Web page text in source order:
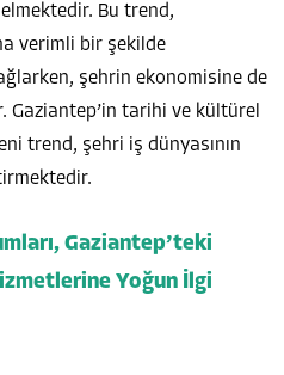
Bu trend,
verimli bir şekilde
şehrin ekonomisine de
Gaziantep’in tarihi ve kültürel
trend, şehri iş dünyasının
Gaziantep’teki
Yoğun İlgi